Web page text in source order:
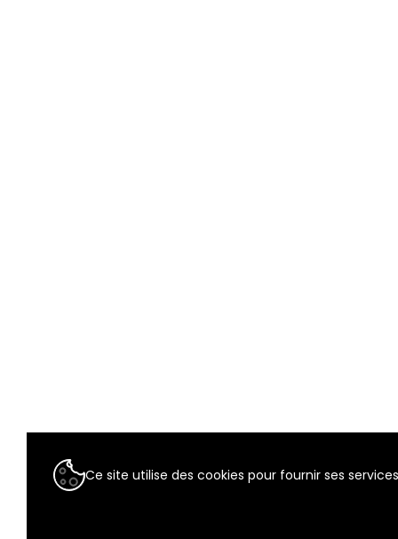
Ce site utilise des cookies pour fournir ses